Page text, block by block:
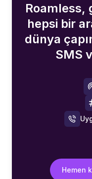
Roamless,
hepsi bir
dünya
SMS
Hemen